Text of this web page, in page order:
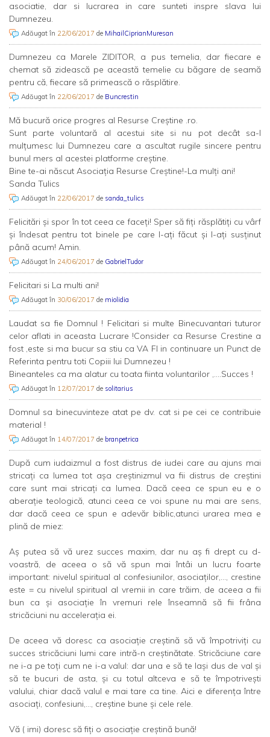
asociatie, dar si lucrarea in care sunteti inspre slava lui
Dumnezeu.
Adăugat în 22/06/2017 de MihailCiprianMuresan
Dumnezeu ca Marele ZIDITOR, a pus temelia, dar fiecare e
chemat să zidească pe această temelie cu băgare de seamă
pentru că, fiecare să primească o răsplătire.
Adăugat în 22/06/2017 de Buncrestin
Mă bucură orice progres al Resurse Creștine .ro.
Sunt parte voluntară al acestui site si nu pot decât sa-I
mulțumesc lui Dumnezeu care a ascultat rugile sincere pentru
bunul mers al acestei platforme creștine.
Bine te-ai născut Asociația Resurse Creștine!-La mulți ani!
Sanda Tulics
Adăugat în 22/06/2017 de sanda_tulics
Felicitări și spor în tot ceea ce faceți! Sper să fiți răsplătiți cu vârf
și îndesat pentru tot binele pe care l-ați făcut și l-ați susținut
până acum! Amin.
Adăugat în 24/06/2017 de GabrielTudor
Felicitari si La multi ani!
Adăugat în 30/06/2017 de miolidia
Laudat sa fie Domnul ! Felicitari si multe Binecuvantari tuturor
celor aflati in aceasta Lucrare !Consider ca Resurse Crestine a
fost ,este si ma bucur sa stiu ca VA FI in continuare un Punct de
Referinta pentru toti Copiii lui Dumnezeu !
Bineanteles ca ma alatur cu toata fiinta voluntarilor ,....Succes !
Adăugat în 12/07/2017 de solitarius
Domnul sa binecuvinteze atat pe dv. cat si pe cei ce contribuie
material !
Adăugat în 14/07/2017 de branpetrica
După cum iudaizmul a fost distrus de iudei care au ajuns mai
stricaţi ca lumea tot aşa creştinizmul va fii distrus de creştini
care sunt mai stricaţi ca lumea. Dacă ceea ce spun eu e o
aberaţie teologică, atunci ceea ce voi spune nu mai are sens,
dar dacă ceea ce spun e adevăr biblic,atunci urarea mea e
plină de miez:
Aş putea să vă urez succes maxim, dar nu aş fi drept cu d-
voastră, de aceea o să vă spun mai întâi un lucru foarte
important: nivelul spiritual al confesiunilor, asociaţilor,..., crestine
este = cu nivelul spiritual al vremii in care trăim, de aceea a fii
bun ca şi asociaţie în vremuri rele înseamnă să fii frâna
stricăciuni nu acceleraţia ei.
De aceea vă doresc ca asociaţie creştină să vă împotriviţi cu
succes stricăciuni lumi care intră-n creştinătate. Stricăciune care
ne i-a pe toţi cum ne i-a valul: dar una e să te laşi dus de val şi
să te bucuri de asta, şi cu totul altceva e să te împotriveşti
valului, chiar dacă valul e mai tare ca tine. Aici e diferenţa între
asociaţi, confesiuni,..., creştine bune şi cele rele.
Vă ( imi) doresc să fiţi o asociaţie creştină bună!